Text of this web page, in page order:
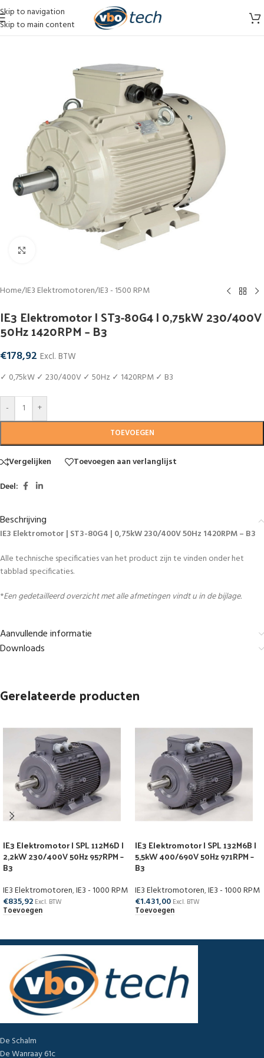
Skip to navigation
Skip to main content
Home/IE3 Elektromotoren/IE3 - 1500 RPM
IE3 Elektromotor | ST3-80G4 | 0,75kW 230/400V
50Hz 1420RPM – B3
€178,92 Excl. BTW
✓ 0,75kW ✓ 230/400V ✓ 50Hz ✓ 1420RPM ✓ B3
- +
TOEVOEGEN
Vergelijken
Toevoegen aan verlanglijst
Deel:
Beschrijving
IE3 Elektromotor | ST3-80G4 | 0,75kW 230/400V 50Hz 1420RPM – B3
Alle technische specificaties van het product zijn te vinden onder het
tabblad specificaties.
*Een gedetailleerd overzicht met alle afmetingen vindt u in de bijlage.
Aanvullende informatie
Downloads
Gerelateerde producten
IE3 Elektromotor | SPL 112M6D |
2,2kW 230/400V 50Hz 957RPM –
B3
IE3 Elektromotoren,IE3 - 1000 RPM
€835,92 Excl. BTW
Toevoegen
IE3 Elektromotor | SPL 132M6B |
5,5kW 400/690V 50Hz 971RPM –
B3
IE3 Elektromotoren,IE3 - 1000 RPM
€1.431,00 Excl. BTW
Toevoegen
De Schalm
De Wanraay 61c